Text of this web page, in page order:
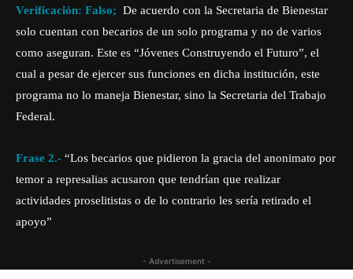
Verificación: Falso; De acuerdo con la Secretaria de Bienestar
solo cuentan con becarios de un solo programa y no de varios
como aseguran. Este es “Jóvenes Construyendo el Futuro”, el
cual a pesar de ejercer sus funciones en dicha institución, este
programa no lo maneja Bienestar, sino la Secretaria del Trabajo
Federal.
Frase 2.- “Los becarios que pidieron la gracia del anonimato por
temor a represalias acusaron que tendrían que realizar
actividades proselitistas o de lo contrario les sería retirado el
apoyo”
- Advertisement -